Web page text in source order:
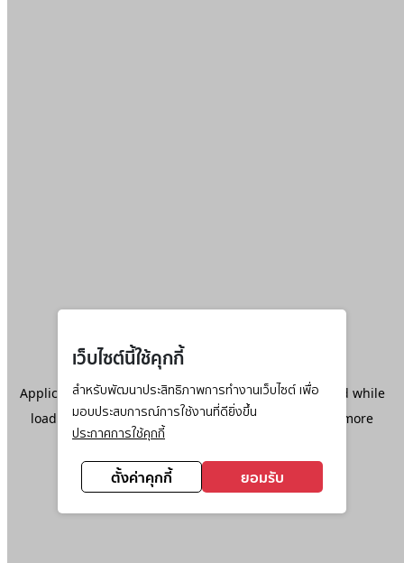
เว็บไซต์นี้ใช้คุกกี้
สำหรับพัฒนาประสิทธิภาพการทำงานเว็บไซต์ เพื่อ
มอบประสบการณ์การใช้งานที่ดียิ่งขึ้น
ประกาศการใช้คุกกี้
ตั้งค่าคุกกี้ ยอมรับ
Application error: aclient-side exception has occurred while
loadingwww.ktc.co.th(see the browser console
for more
information).